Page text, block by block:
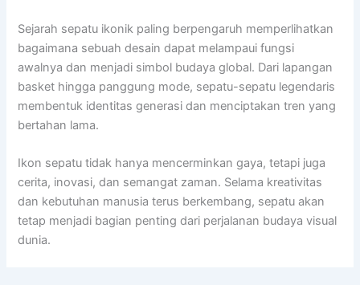
Sejarah sepatu ikonik paling berpengaruh memperlihatkan
bagaimana sebuah desain dapat melampaui fungsi
awalnya dan menjadi simbol budaya global. Dari lapangan
basket hingga panggung mode, sepatu-sepatu legendaris
membentuk identitas generasi dan menciptakan tren yang
bertahan lama.
Ikon sepatu tidak hanya mencerminkan gaya, tetapi juga
cerita, inovasi, dan semangat zaman. Selama kreativitas
dan kebutuhan manusia terus berkembang, sepatu akan
tetap menjadi bagian penting dari perjalanan budaya visual
dunia.